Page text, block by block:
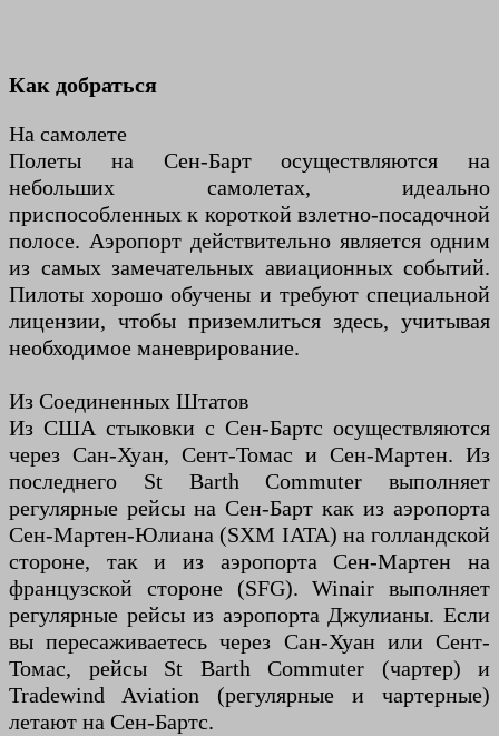
Как добраться
На самолете
Полеты на Сен-Барт осуществляются на
небольших самолетах, идеально
приспособленных к короткой взлетно-посадочной
полосе. Аэропорт действительно является одним
из самых замечательных авиационных событий.
Пилоты хорошо обучены и требуют специальной
лицензии, чтобы приземлиться здесь, учитывая
необходимое маневрирование.
Из Соединенных Штатов
Из США стыковки с Сен-Бартс осуществляются
через Сан-Хуан, Сент-Томас и Сен-Мартен. Из
последнего St Barth Commuter выполняет
регулярные рейсы на Сен-Барт как из аэропорта
Сен-Мартен-Юлиана (SXM IATA) на голландской
стороне, так и из аэропорта Сен-Мартен на
французской стороне (SFG). Winair выполняет
регулярные рейсы из аэропорта Джулианы. Если
вы пересаживаетесь через Сан-Хуан или Сент-
Томас, рейсы St Barth Commuter (чартер) и
Tradewind Aviation (регулярные и чартерные)
летают на Сен-Бартс.